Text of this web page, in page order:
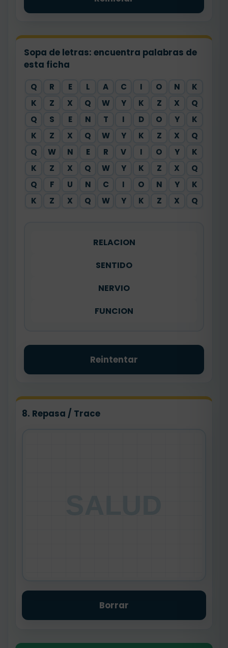
Sopa de letras: encuentra palabras de
esta ficha
Q R E L A C I O N
K
K
Z X Q W Y K Z X
Q
Q
S E N T I D O Y
K
K
Z X Q W Y K Z X
Q
Q
W N E R V I O Y
K
K
Z X Q W Y K Z X
Q
Q
F U N C I O N Y
K
K
Z X Q W Y K Z X Q
RELACION
SENTIDO
NERVIO
FUNCION
Reintentar
8. Repasa / Trace
Borrar